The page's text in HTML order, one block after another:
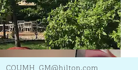
ール
COUMH_GM@hilton.com